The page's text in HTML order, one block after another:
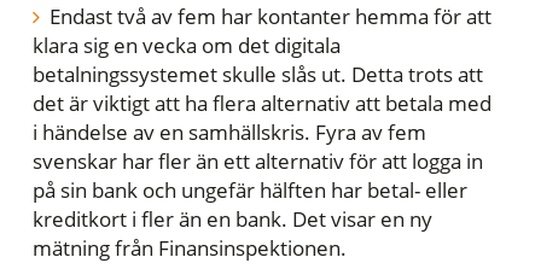
Endast två av fem har kontanter hemma för att
klara sig en vecka om det digitala
betalningssystemet skulle slås ut. Detta trots att
det är viktigt att ha flera alternativ att betala med
i händelse av en samhällskris. Fyra av fem
svenskar har fler än ett alternativ för att logga in
på sin bank och ungefär hälften har betal- eller
kreditkort i fler än en bank. Det visar en ny
mätning från Finansinspektionen.